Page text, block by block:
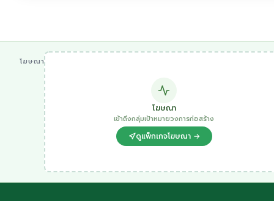
โฆษณา
โฆษณา
เข้าถึงกลุ่มเป้าหมายวงการก่อสร้าง
ดูแพ็กเกจโฆษณา →